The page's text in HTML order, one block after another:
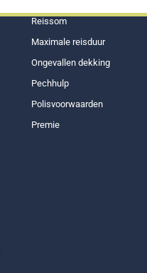
Reissom
Maximale reisduur
Ongevallen dekking
Pechhulp
Polisvoorwaarden
Premie